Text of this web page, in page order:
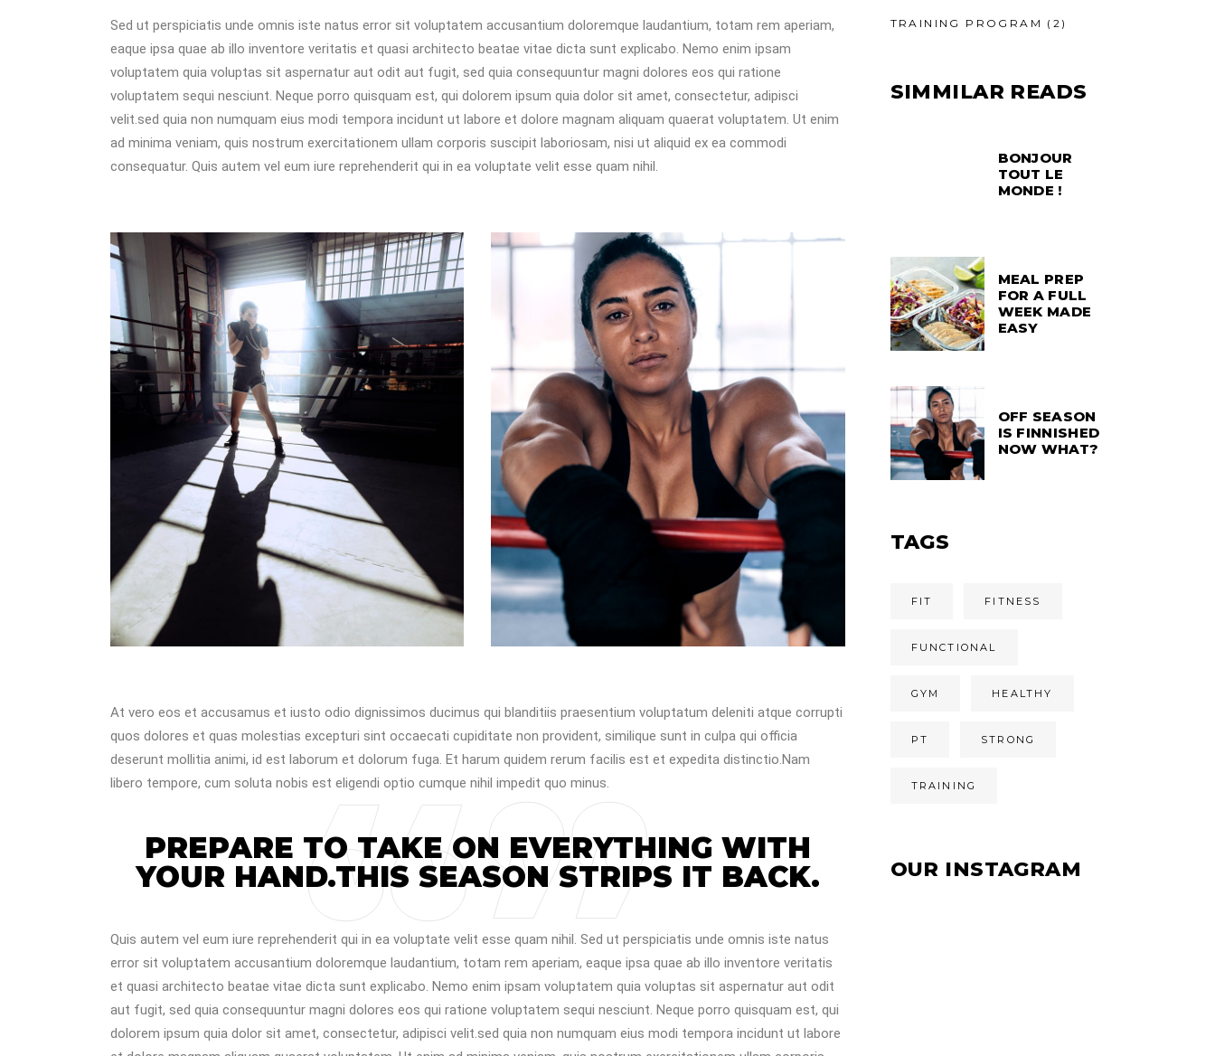
Sed ut perspiciatis unde omnis iste natus error sit voluptatem accusantium doloremque laudantium, totam rem aperiam,
eaque ipsa quae ab illo inventore veritatis et quasi architecto beatae vitae dicta sunt explicabo. Nemo enim ipsam
voluptatem quia voluptas sit aspernatur aut odit aut fugit, sed quia consequuntur magni dolores eos qui ratione
voluptatem sequi nesciunt. Neque porro quisquam est, qui dolorem ipsum quia dolor sit amet, consectetur, adipisci
velit.sed quia non numquam eius modi tempora incidunt ut labore et dolore magnam aliquam quaerat voluptatem. Ut enim
ad minima veniam, quis nostrum exercitationem ullam corporis suscipit laboriosam, nisi ut aliquid ex ea commodi
consequatur. Quis autem vel eum iure reprehenderit qui in ea voluptate velit esse quam nihil.
At vero eos et accusamus et iusto odio dignissimos ducimus qui blanditiis praesentium voluptatum deleniti atque corrupti
quos dolores et quas molestias excepturi sint occaecati cupiditate non provident, similique sunt in culpa qui officia
deserunt mollitia animi, id est laborum et dolorum fuga. Et harum quidem rerum facilis est et expedita distinctio.Nam
libero tempore, cum soluta nobis est eligendi optio cumque nihil impedit quo minus.
PREPARE TO TAKE ON EVERYTHING WITH
YOUR HAND.THIS SEASON STRIPS IT BACK.
Quis autem vel eum iure reprehenderit qui in ea voluptate velit esse quam nihil. Sed ut perspiciatis unde omnis iste natus
error sit voluptatem accusantium doloremque laudantium, totam rem aperiam, eaque ipsa quae ab illo inventore veritatis
et quasi architecto beatae vitae dicta sunt explicabo. Nemo enim ipsam voluptatem quia voluptas sit aspernatur aut odit
aut fugit, sed quia consequuntur magni dolores eos qui ratione voluptatem sequi nesciunt. Neque porro quisquam est, qui
dolorem ipsum quia dolor sit amet, consectetur, adipisci velit.sed quia non numquam eius modi tempora incidunt ut labore
TRAINING PROGRAM (2)
SIMMILAR READS
BONJOUR
TOUT LE
MONDE !
MEAL PREP
FOR A FULL
WEEK MADE
EASY
OFF SEASON
IS FINNISHED
NOW WHAT?
TAGS
FIT FITNESS
FUNCTIONAL
GYM HEALTHY
PT STRONG
TRAINING
OUR INSTAGRAM